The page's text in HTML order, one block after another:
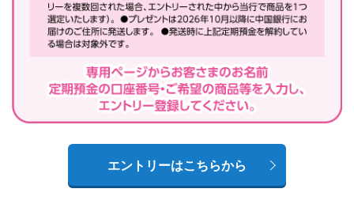
エントリーはこちらから